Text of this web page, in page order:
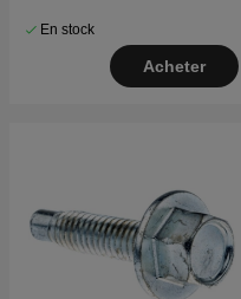
En stock
Acheter